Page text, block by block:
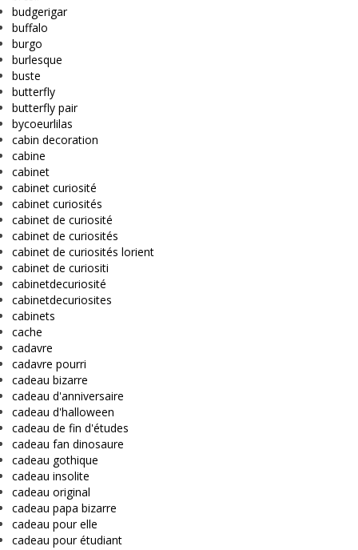
budgerigar
buffalo
burgo
burlesque
buste
butterfly
butterfly pair
bycoeurlilas
cabin decoration
cabine
cabinet
cabinet curiosité
cabinet curiosités
cabinet de curiosité
cabinet de curiosités
cabinet de curiosités lorient
cabinet de curiositi
cabinetdecuriosité
cabinetdecuriosites
cabinets
cache
cadavre
cadavre pourri
cadeau bizarre
cadeau d'anniversaire
cadeau d'halloween
cadeau de fin d'études
cadeau fan dinosaure
cadeau gothique
cadeau insolite
cadeau original
cadeau papa bizarre
cadeau pour elle
cadeau pour étudiant